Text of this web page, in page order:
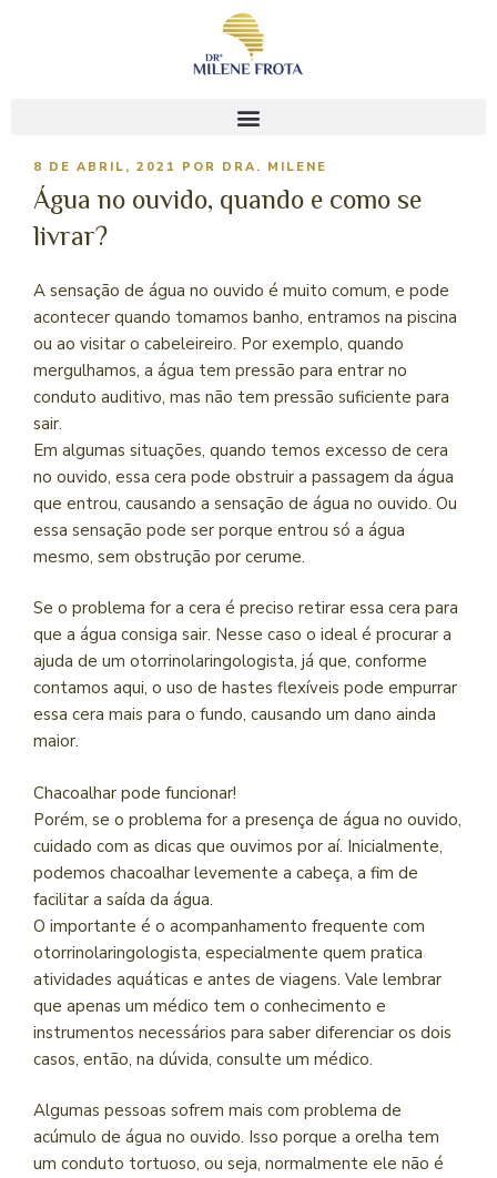
8 DE ABRIL, 2021 POR DRA. MILENE
Água no ouvido, quando e como se
livrar?
A sensação de água no ouvido é muito comum, e pode
acontecer quando tomamos banho, entramos na piscina
ou ao visitar o cabeleireiro. Por exemplo, quando
mergulhamos, a água tem pressão para entrar no
conduto auditivo, mas não tem pressão suficiente para
sair.
Em algumas situações, quando temos excesso de cera
no ouvido, essa cera pode obstruir a passagem da água
que entrou, causando a sensação de água no ouvido. Ou
essa sensação pode ser porque entrou só a água
mesmo, sem obstrução por cerume.
Se o problema for a cera é preciso retirar essa cera para
que a água consiga sair. Nesse caso o ideal é procurar a
ajuda de um otorrinolaringologista, já que, conforme
contamos aqui, o uso de hastes flexíveis pode empurrar
essa cera mais para o fundo, causando um dano ainda
maior.
Chacoalhar pode funcionar!
Porém, se o problema for a presença de água no ouvido,
cuidado com as dicas que ouvimos por aí. Inicialmente,
podemos chacoalhar levemente a cabeça, a fim de
facilitar a saída da água.
O importante é o acompanhamento frequente com
otorrinolaringologista, especialmente quem pratica
atividades aquáticas e antes de viagens. Vale lembrar
que apenas um médico tem o conhecimento e
instrumentos necessários para saber diferenciar os dois
casos, então, na dúvida, consulte um médico.
Algumas pessoas sofrem mais com problema de
acúmulo de água no ouvido. Isso porque a orelha tem
um conduto tortuoso, ou seja, normalmente ele não é